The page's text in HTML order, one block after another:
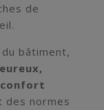
de
bâtiment,
des normes